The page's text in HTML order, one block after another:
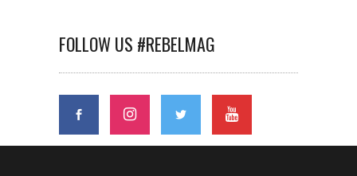
FOLLOW US #REBELMAG